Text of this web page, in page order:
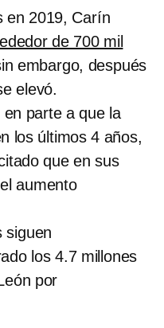
en 2019, Carín
de 700 mil
embargo, después
elevó.
parte a que la
los últimos 4 años,
que en sus
aumento
siguen
los 4.7 millones
por